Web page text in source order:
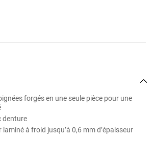
forgés en une seule pièce pour une
denture
laminé à froid jusqu’à 0,6 mm d’épaisseur